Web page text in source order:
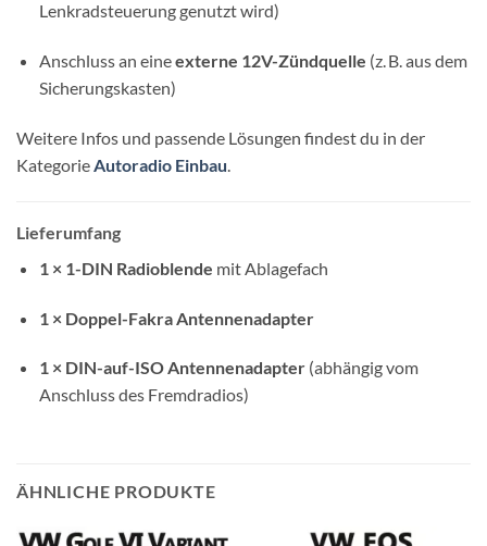
Lenkradsteuerung genutzt wird)
Anschluss an eineexterne 12V-Zündquelle (z. B. aus dem
Sicherungskasten)
Weitere Infos und passende Lösungen findest du in der
KategorieAutoradio Einbau.
Lieferumfang
1 × 1-DIN Radioblende mit Ablagefach
1 × Doppel-Fakra Antennenadapter
1 × DIN-auf-ISO Antennenadapter(abhängig vom
Anschluss des Fremdradios)
ÄHNLICHE PRODUKTE